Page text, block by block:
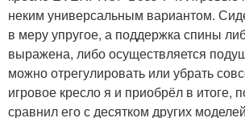
неким универсальным вариантом.
в меру упругое, а поддержка спины
выражена, либо осуществляется
можно отрегулировать или убрать
игровое кресло я и приобрёл в итоге,
сравнил его с десятком других